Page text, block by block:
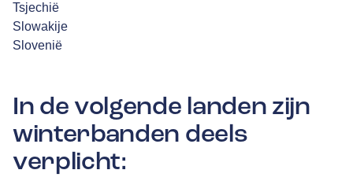
Tsjechië
Slowakije
Slovenië
In de volgende landen zijn
winterbanden deels
verplicht: